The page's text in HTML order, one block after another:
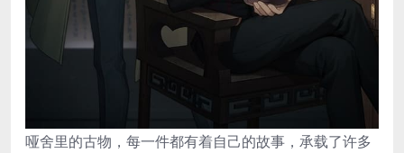
哑舍里的古物，每一件都有着自己的故事，承载了许多